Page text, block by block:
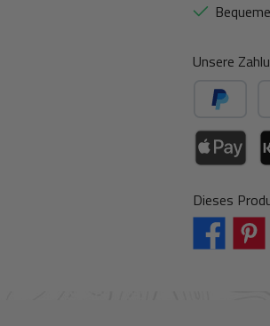
Unsere
PayPal
Dieses